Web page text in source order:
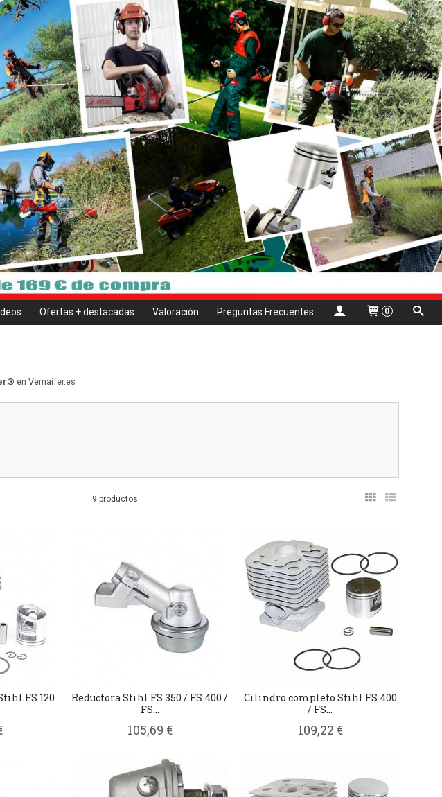
Ofertas + destacadas Valoración Preguntas Frecuentes 0
en Vemaifer.es
9 productos
FS 120
Reductora Stihl FS 350 / FS 400 /
FS...
105,69 €
Cilindro completo Stihl FS 400
/ FS...
109,22 €